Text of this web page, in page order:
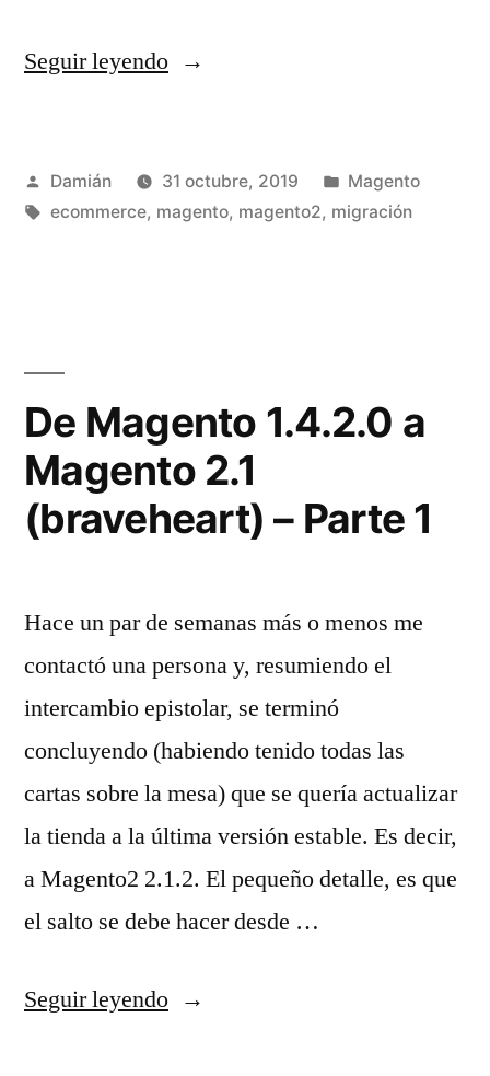
Seguir leyendo«Magento
¿y
ahora
Publicado
por
Damián 31 octubre, 2019
Publicado
en
Magento
Etiquetas:
ecommerce, magento, magento2, migración
De Magento 1.4.2.0 a
Magento 2.1
(braveheart) – Parte 1
Hace un par de semanas más o menos me
contactó una persona y, resumiendo el
intercambio epistolar, se terminó
concluyendo (habiendo tenido todas las
cartas sobre la mesa) que se quería actualizar
la tienda a la última versión estable. Es decir,
a Magento2 2.1.2. El pequeño detalle, es que
el salto se debe hacer desde …
Seguir leyendo«De